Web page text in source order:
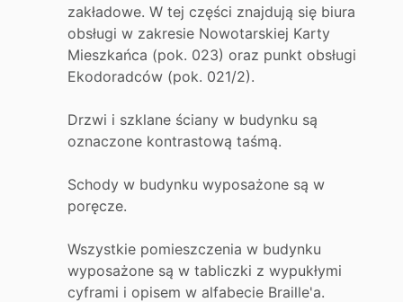
zakładowe. W tej części znajdują się biura
obsługi w zakresie Nowotarskiej Karty
Mieszkańca (pok. 023) oraz punkt obsługi
Ekodoradców (pok. 021/2).
Drzwi i szklane ściany w budynku są
oznaczone kontrastową taśmą.
Schody w budynku wyposażone są w
poręcze.
Wszystkie pomieszczenia w budynku
wyposażone są w tabliczki z wypukłymi
cyframi i opisem w alfabecie Braille'a.